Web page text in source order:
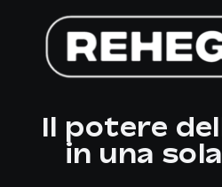
Il potere
in una